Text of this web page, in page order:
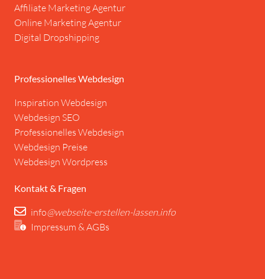
Affiliate Marketing Agentur
Online Marketing Agentur
Digital Dropshipping
Professionelles Webdesign
Inspiration Webdesign
Webdesign SEO
Professionelles Webdesign
Webdesign Preise
Webdesign Wordpress
Kontakt & Fragen
info@webseite-erstellen-lassen.info
Impressum & AGBs